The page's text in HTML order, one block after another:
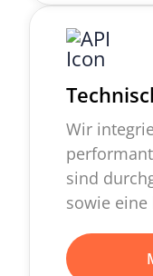
Wir
sind
sowie eine